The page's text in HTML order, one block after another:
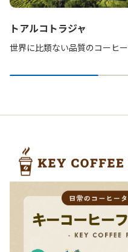
トアルコトラジャ
世界に比類ない品質のコーヒー